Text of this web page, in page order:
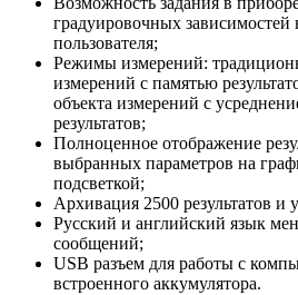
градуировочных зависимостей
пользователя;
Режимы измерений:
измерений с памятью
объекта измерений с
результатов;
Полноценное отображение
выбранных параметров на
подсветкой;
Архивация 2500 результатов и
Русский и английский язык
сообщений;
USB разъем для работы с
встроенного аккумулятора.